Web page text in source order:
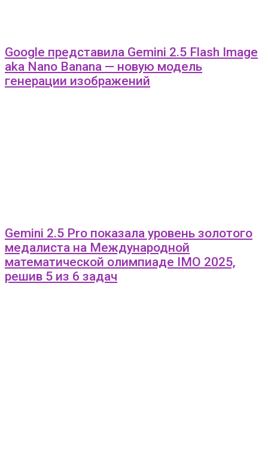
Google представила Gemini 2.5 Flash Image
aka Nano Banana — новую модель
генерации изображений
Gemini 2.5 Pro показала уровень золотого
медалиста на Международной
математической олимпиаде IMO 2025,
решив 5 из 6 задач